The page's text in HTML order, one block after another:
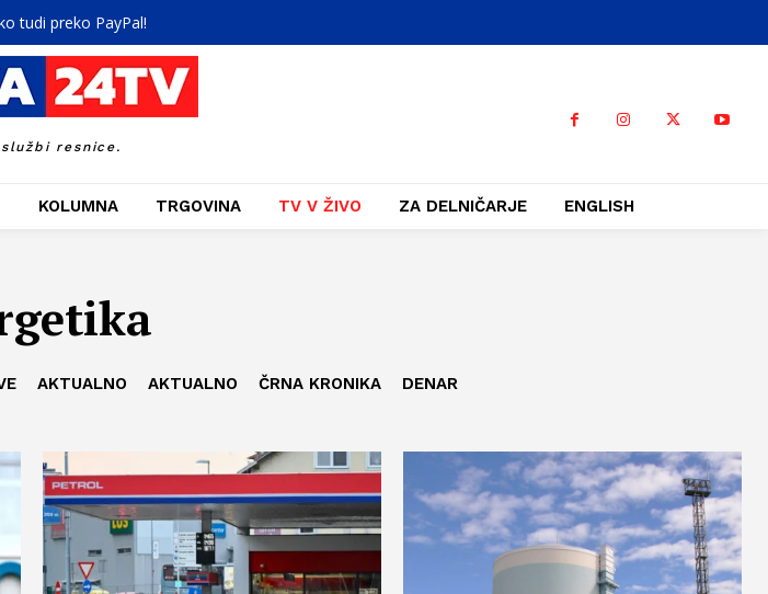
tudi preko PayPal!
resnice.
KOLUMNA TRGOVINA TV V ŽIVO ZA DELNIČARJE ENGLISH
AKTUALNO AKTUALNO ČRNA KRONIKA DENAR